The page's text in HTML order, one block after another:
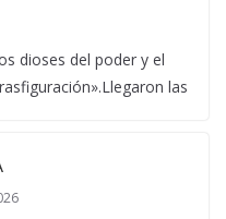
dioses del poder y el
las